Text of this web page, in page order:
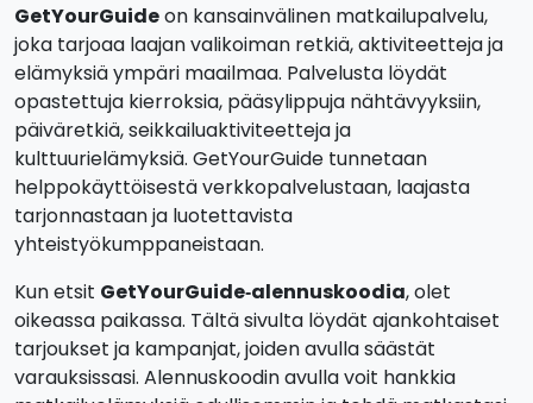
GetYourGuideon kansainvälinen matkailupalvelu,
joka tarjoaa laajan valikoiman retkiä, aktiviteetteja ja
elämyksiä ympäri maailmaa. Palvelusta löydät
opastettuja kierroksia, pääsylippuja nähtävyyksiin,
päiväretkiä, seikkailuaktiviteetteja ja
kulttuurielämyksiä. GetYourGuide tunnetaan
helppokäyttöisestä verkkopalvelustaan, laajasta
tarjonnastaan ja luotettavista
yhteistyökumppaneistaan.
Kun etsit GetYourGuide‑alennuskoodia, olet
oikeassa paikassa. Tältä sivulta löydät ajankohtaiset
tarjoukset ja kampanjat, joiden avulla säästät
varauksissasi. Alennuskoodin avulla voit hankkia